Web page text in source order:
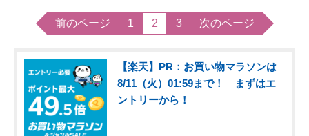
前のページ 1 2 3 次のページ
【楽天】PR：お買い物マラソンは
8/11（火）01:59まで！ まずはエ
ントリーから！